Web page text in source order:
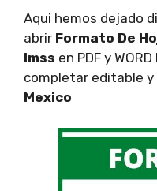
Aqui hemos dejado
abrir Formato De
Imss en PDF y
completar editable
Mexico